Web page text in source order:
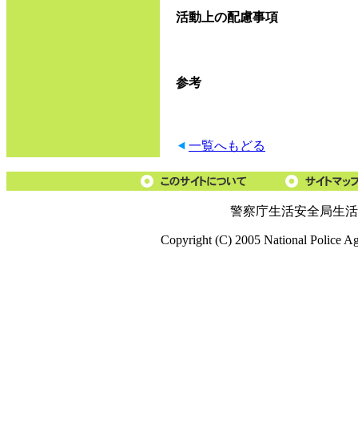
活動上の配慮事項
参考
一覧へもどる
警察庁生活安全局生
Copyright (C) 2005 National Police